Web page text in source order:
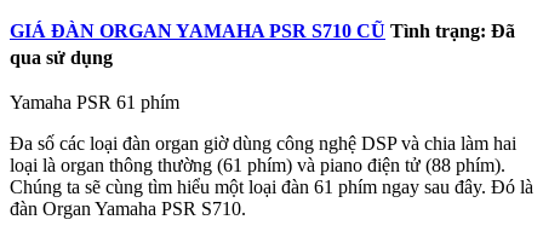
thanh nếu bạn muốn.
PSR S710 dùng Vocal Harmony 2 ghi lại những bài nhạc
của các nhạc sĩ chuyên nghiệp một cách chuẩn xác nhất, để
lồng vào nhạc cụ của họ. Do vậy khi sử dụng Organ S710
bạn sẽ cảm thấy như mình đang được hòa mình với các
nhạc sĩ chuyên nghiệp, sẽ không thể tin được về khả năng
sáng tạo và giọng hát của mình. Bạn có thể điều chỉnh thoải
mái trên bảng điều khiển, và nhìn mức độ mic thời gian
thực trên màn hình hiển thị màu sắc chính.
GIÁ ĐÀN ORGAN YAMAHA PSR S710 CŨ Tình trạng: Đã
qua sử dụng
Yamaha PSR 61 phím
Đa số các loại đàn organ giờ dùng công nghệ DSP và chia làm hai
loại là organ thông thường (61 phím) và piano điện tử (88 phím).
Chúng ta sẽ cùng tìm hiểu một loại đàn 61 phím ngay sau đây. Đó là
đàn Organ Yamaha PSR S710.